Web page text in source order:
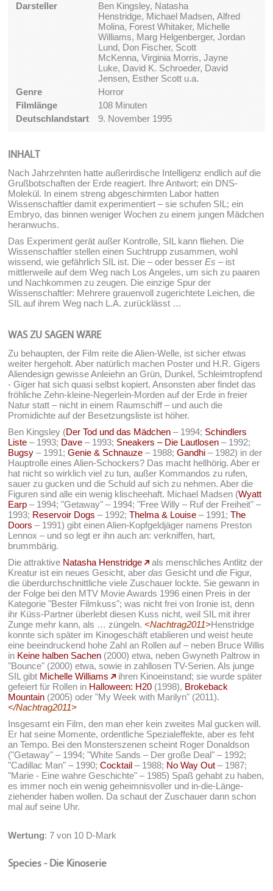
Darsteller
Ben Kingsley, Natasha
Henstridge, Michael Madsen, Alfred
Molina, Forest Whitaker, Michelle
Williams, Marg Helgenberger, Jordan
Lund, Don Fischer, Scott
McKenna, Virginia Morris, Jayne
Luke, David K. Schroeder, David
Jensen, Esther Scott u.a.
Genre
Horror
Filmlänge
108 Minuten
Deutschlandstart
9. November 1995
INHALT
Nach Jahrzehnten hatte außerirdische Intelligenz endlich auf die
Grußbotschaften der Erde reagiert. Ihre Antwort: ein DNS-
Molekül. In einem streng abgeschirmten Labor hatten
Wissenschaftler damit experimentiert – sie schufen SIL; ein
Embryo, das binnen weniger Wochen zu einem jungen Mädchen
heranwuchs.
Das Experiment gerät außer Kontrolle, SIL kann fliehen. Die
Wissenschaftler stellen einen Suchtrupp zusammen, wohl
wissend, wie gefährlich SIL ist. Die – oder besserEs– ist
mittlerweile auf dem Weg nach Los Angeles, um sich zu paaren
und Nachkommen zu zeugen. Die einzige Spur der
Wissenschaftler: Mehrere grauenvoll zugerichtete Leichen, die
SIL auf ihrem Weg nach L.A. zurücklässt …
WAS ZU SAGEN WÄRE
Zu behaupten, der Film reite die Alien-Welle, ist sicher etwas
weiter hergeholt. Aber natürlich machen Poster und H.R. Gigers
Aliendesign gewisse Anleiehn an Grün, Dunkel, Schleimtropfend
- Giger hat sich quasi selbst kopiert. Ansonsten aber findet das
fröhliche Zehn-kleine-Negerlein-Morden auf der Erde in freier
Natur statt – nicht in einem Raumschiff – und auch die
Promidichte auf der Besetzungsliste ist höher.
Ben Kingsley (Der Tod und das Mädchen – 1994; Schindlers
Liste – 1993; Dave – 1993; Sneakers – Die Lautlosen – 1992;
Bugsy – 1991;Genie & Schnauze – 1988;Gandhi – 1982) in der
Hauptrolle eines Alien-Schockers? Das macht hellhörig. Aber er
hat nicht so wirklich viel zu tun, außer Kommandos zu rufen,
sauer zu gucken und die Schuld auf sich zu nehmen. Aber die
Figuren sind alle ein wenig klischeehaft. Michael Madsen (Wyatt
Earp – 1994; "Getaway" – 1994; "Free Willy – Ruf der Freiheit" –
1993; Reservoir Dogs – 1992;Thelma & Louise – 1991;The
Doors – 1991) gibt einen Alien-Kopfgeldjäger namens Preston
Lennox – und so legt er ihn auch an: verkniffen, hart,
brummbärig.
Die attraktive Natasha Henstridge
als menschliches Antlitz der
Kreatur ist ein neues Gesicht, aberdas Gesicht unddie Figur,
die überdurchschnittliche viele Zuschauer lockte. Sie gewann in
der Folge bei den MTV Movie Awards 1996 einen Preis in der
Kategorie "Bester Filmkuss"; was nicht frei von Ironie ist, denn
ihr Küss-Partner überlebt diesen Kuss nicht, weil SIL mit ihrer
Zunge mehr kann, als … züngeln. <Nachtrag2011>Henstridge
konnte sich später im Kinogeschäft etablieren und weist heute
eine beeindruckend hohe Zahl an Rollen auf – neben Bruce Willis
in Keine halben Sachen (2000) etwa, neben Gwyneth Paltrow in
"Bounce" (2000) etwa, sowie in zahllosen TV-Serien. Als junge
SIL gibt Michelle Williams
ihren Kinoeinstand; sie wurde später
gefeiert für Rollen in Halloween: H20 (1998), Brokeback
Mountain (2005) oder "My Week with Marilyn" (2011).
</Nachtrag2011>
Insgesamt ein Film, den man eher kein zweites Mal gucken will.
Er hat seine Momente, ordentliche Spezialeffekte, aber es feht
an Tempo. Bei den Monsterszenen scheint Roger Donaldson
("Getaway" – 1994; "White Sands – Der große Deal" – 1992;
"Cadillac Man" – 1990;Cocktail – 1988; No Way Out – 1987;
"Marie - Eine wahre Geschichte" – 1985) Spaß gehabt zu haben,
es immer noch ein wenig geheimnisvoller und in-die-Länge-
ziehender haben wollen. Da schaut der Zuschauer dann schon
mal auf seine Uhr.
Wertung: 7 von 10 D-Mark
Species - Die Kinoserie